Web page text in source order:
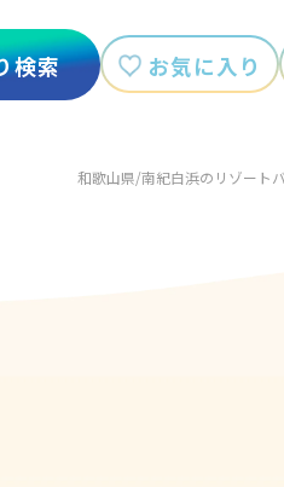
検索 お気に入り
和歌山県/南紀白浜のリゾート